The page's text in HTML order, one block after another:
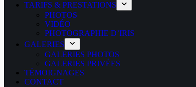
TARIFS & PRESTATIONS
PHOTOS
VIDÉO
PHOTOGRAPHIE D’IRIS
GALERIES
GALERIES PHOTOS
GALERIES PRIVÉES
TÉMOIGNAGES
CONTACT